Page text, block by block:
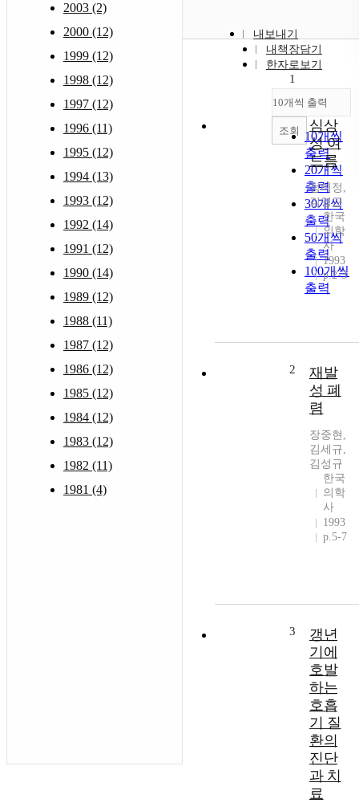
2003 (2)
2000 (12)
1999 (12)
1998 (12)
1997 (12)
1996 (11)
1995 (12)
1994 (13)
1993 (12)
1992 (14)
1991 (12)
1990 (14)
1989 (12)
1988 (11)
1987 (12)
1986 (12)
1985 (12)
1984 (12)
1983 (12)
1982 (11)
1981 (4)
내보내기
내책장담기
한자로보기
10개씩 출력
10개씩
출력
20개씩
출력
30개씩
출력
50개씩
출력
100개씩
출력
조회
1
심상
성 여
드름
정미정,
김영근
한국
의학
사
1993
p.2-3
2
재발
성 폐
렴
장중현,
김세규,
김성규
한국
의학
사
1993
p.5-7
3
갱년
기에
호발
하는
호흡
기 질
환의
진단
과 치
료